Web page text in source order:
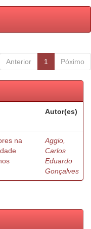
Anterior 1 Póximo
Autor(es)
na
Aggio,
Carlos
Eduardo
Gonçalves